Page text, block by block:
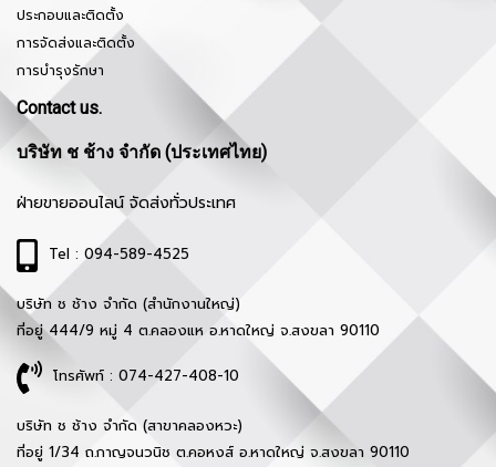
ประกอบและติดตั้ง
การจัดส่งและติดตั้ง
การบำรุงรักษา
Contact us.
บริษัท ช ช้าง จำกัด (ประเทศไทย)
ฝ่ายขายออนไลน์ จัดส่งทั่วประเทศ
Tel : 094-589-4525
บริษัท ช ช้าง จำกัด (สำนักงานใหญ่)
ที่อยู่ 444/9 หมู่ 4 ต.คลองแห อ.หาดใหญ่ จ.สงขลา 90110
โทรศัพท์ : 074-427-408-10
บริษัท ช ช้าง จำกัด (สาขาคลองหวะ)
ที่อยู่ 1/34 ถ.กาญจนวนิช ต.คอหงส์ อ.หาดใหญ่ จ.สงขลา 90110